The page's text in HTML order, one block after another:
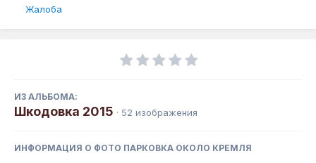
Жалоба
ИЗ АЛЬБОМА:
Шкодовка 2015 · 52 изображения
ИНФОРМАЦИЯ О ФОТО ПАРКОВКА ОКОЛО КРЕМЛЯ